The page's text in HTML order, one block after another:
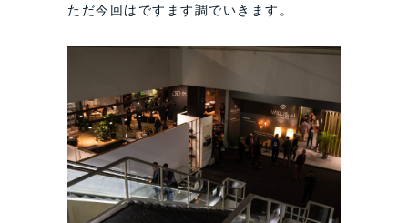
ただ今回はですます調でいきます。